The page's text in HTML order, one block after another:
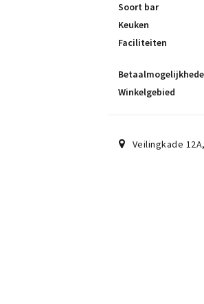
Soort bar
Keuken
Faciliteiten
Winkelgebied
Veilingkade 12A